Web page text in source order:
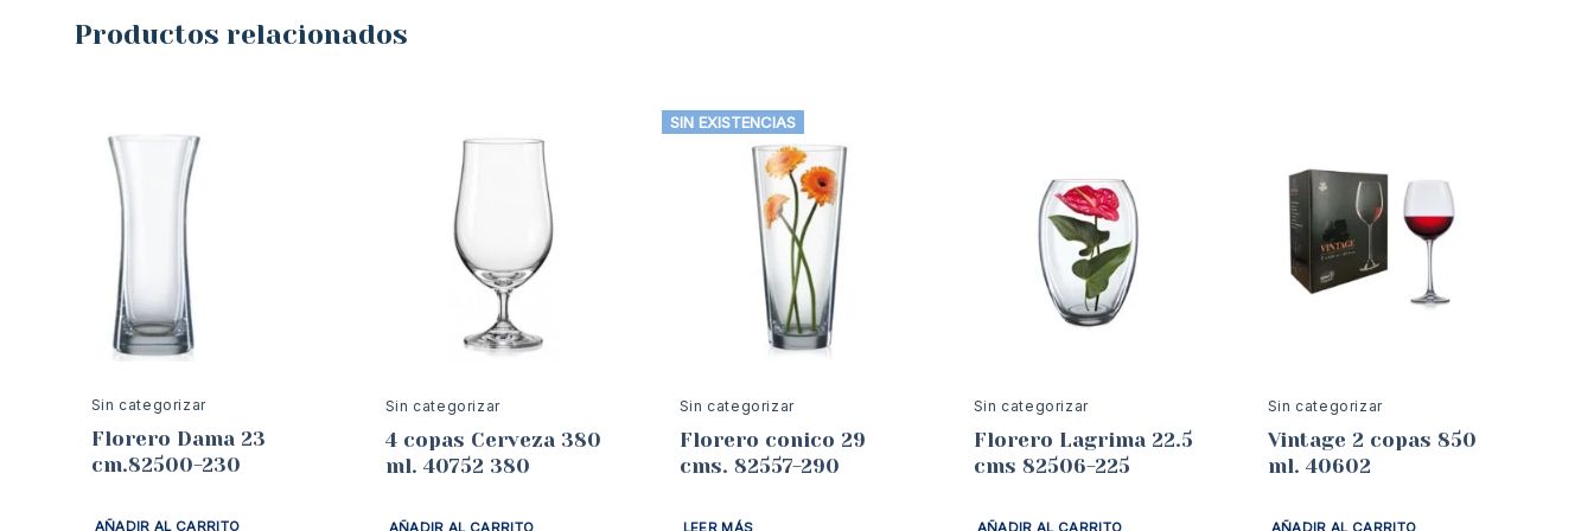
Productos relacionados
Sin categorizar
Florero Dama 23
cm.82500-230
AÑADIR AL CARRITO
Sin categorizar
4 copas Cerveza 380
ml. 40752 380
AÑADIR AL CARRITO
SIN EXISTENCIAS
Sin categorizar
Florero conico 29
cms. 82557-290
LEER MÁS
Sin categorizar
Florero Lagrima 22.5
cms 82506-225
AÑADIR AL CARRITO
Sin categorizar
Vintage 2 copas 850
ml. 40602
AÑADIR AL CARRITO